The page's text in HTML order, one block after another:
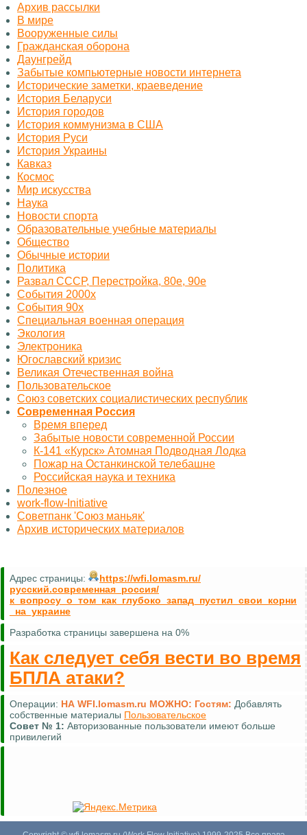
Архив рассылки
В мире
Вооруженные силы
Гражданская оборона
Даунгрейд
Забытые компьютерные новости интернета
Исторические заметки, краеведение
История Беларуси
История городов
История коммунизма в США
История Руси
История Украины
Кавказ
Космос
Миp искусства
Наука
Новости спорта
Образовательные учебные материалы
Общество
Обычные истории
Политика
Развал СССР, Перестройка, 80е, 90е
События 2000х
События 90х
Специальная военная операция
Экология
Электроника
Югославский кризис
Великая Отечественная война
Пользовательское
Союз советских социалистических республик
Современная Россия
Время вперед
Забытые новости современной России
К-141 «Курск» Атомная Подводная Лодка
Пожар на Останкинской телебашне
Российская наука и техника
Полезное
work-flow-Initiative
Советпанк 'Союз маньяк'
Архив исторических материалов
Адрес страницы:
https://wfi.lomasm.ru/
русский.современная_россия/
к_вопросу_о_том_как_глубоко_запад_пустил_свои_корни
_на_украине
Разработка страницы завершена на 0%
Как следует себя вести во время
БПЛА атаки?
Операции: НА WFI.lomasm.ru МОЖНО: Гостям: Добавлять
собственные материалы Пользовательское
Совет № 1: Авторизованные пользователи имеют больше
привилегий